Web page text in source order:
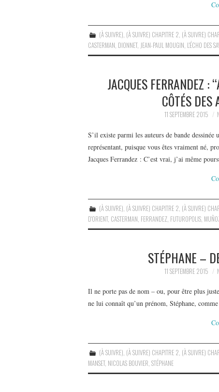
(À SUIVRE), (À SUIVRE) CHAPITRE 2, (À SUIVRE)
CASTERMAN, DIONNET, JEAN-PAUL MOUGIN, L'ÉCHO DES
JACQUES FERRANDEZ :
CÔTÉS DES
11 SEPTEMBRE 2015
S’il existe parmi les auteurs de bande
représentant, puisque vous êtes vraiment né,
Jacques Ferrandez : C’est vrai, j’ai même
(À SUIVRE) (À SUIVRE) CHAPITRE 2 (À SUIVRE)
D'ORIENT, CASTERMAN FERRANDEZ FUTUROPOLIS
STÉPHANE –
11 SEPTEMBRE 2015
Il ne porte pas de nom – ou, pour être plus
ne lui connaît qu’un prénom, Stéphane,
(À SUIVRE), (À SUIVRE) CHAPITRE 2, (À SUIVRE)
MANSET, NICOLAS BOUVIER, STÉPHANE